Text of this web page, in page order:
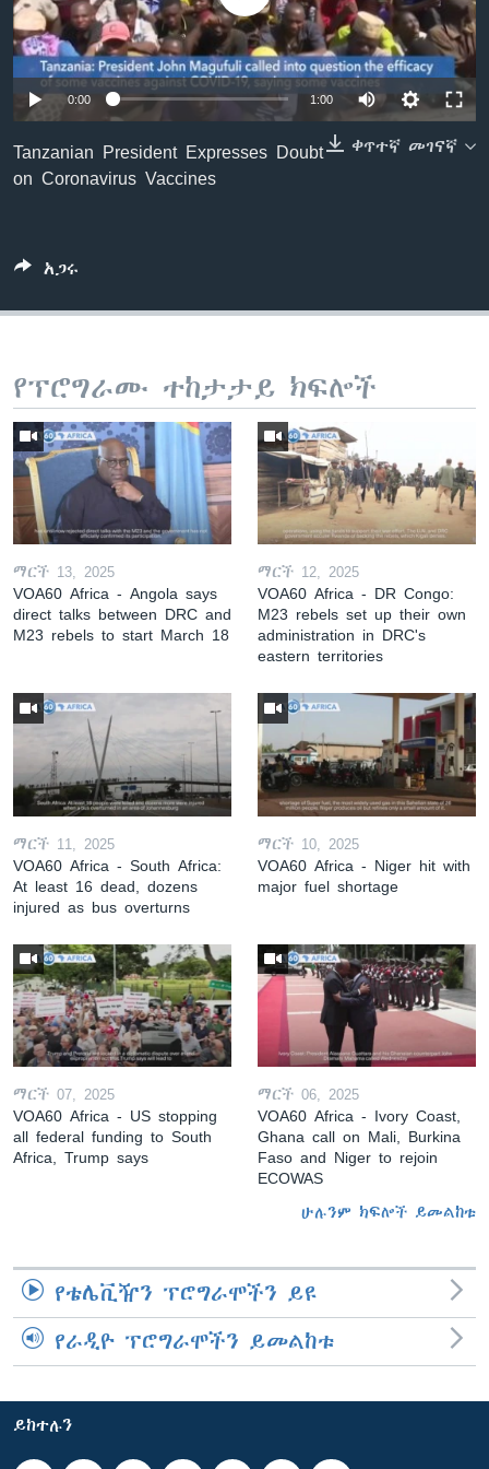
ቋንቋዎች
0:00 1:00
ቀጥተኛ መገናኛ
Tanzanian President Expresses Doubt
on Coronavirus Vaccines
አጋሩ
የፕሮግራሙ ተከታታይ ክፍሎች
ማርች 13, 2025
VOA60 Africa - Angola says
direct talks between DRC and
M23 rebels to start March 18
ማርች 12, 2025
VOA60 Africa - DR Congo:
M23 rebels set up their own
administration in DRC's
eastern territories
ማርች 11, 2025
VOA60 Africa - South Africa:
At least 16 dead, dozens
injured as bus overturns
ማርች 10, 2025
VOA60 Africa - Niger hit with
major fuel shortage
ማርች 07, 2025
VOA60 Africa - US stopping
all federal funding to South
Africa, Trump says
ማርች 06, 2025
VOA60 Africa - Ivory Coast,
Ghana call on Mali, Burkina
Faso and Niger to rejoin
ECOWAS
ሁሉንም ክፍሎች ይመልከቱ
የቴሌቪዥን ፕሮግራሞችን ይዩ
የራዲዮ ፕሮግራሞችን ይመልከቱ
ይከተሉን